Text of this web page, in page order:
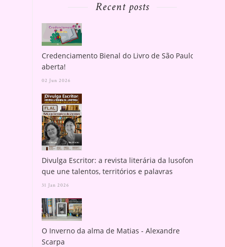
Recent posts
Credenciamento Bienal do Livro de São Paulo
aberta!
02 Jun 2026
Divulga Escritor: a revista literária da lusofonia
que une talentos, territórios e palavras
31 Jan 2026
O Inverno da alma de Matias - Alexandre
Scarpa